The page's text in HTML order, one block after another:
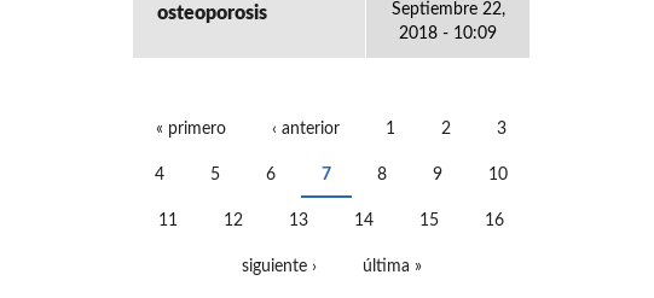
osteoporosis
Septiembre 22,
2018 - 10:09
« primero ‹ anterior 1 2 3
4 5 6 7 8 9 10
11 12 13 14 15 16
siguiente › última »